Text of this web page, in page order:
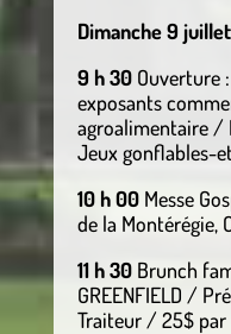
Dimanche 9
9 h 30Ouverture
exposants
agroalimentaire /
Jeux gonflables-
10 h 00Messe
de la Montérégie,
11 h 30Brunch
GREENFIELD /
Traiteur / 25$